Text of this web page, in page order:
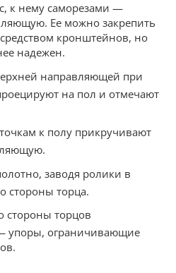
к нему саморезами —
Ее можно закрепить
кронштейнов, но
надежен.
направляющей при
на пол и отмечают
к полу прикручивают
заводя ролики в
стороны торца.
стороны торцов
упоры, ограничивающие